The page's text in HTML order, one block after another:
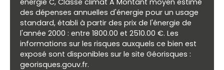
des dépenses annuelles d'énergie pour un usage
standard, établi à partir des prix de l'énergie de
l'année 2000 : entre 1800.00 et 2510.00 €. Les
informations sur les risques auxquels ce bien est
exposé sont disponibles sur le site Géorisques :
georisques.gouv.fr.